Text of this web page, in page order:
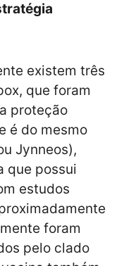
existem três
que foram
proteção
é do mesmo
Jynneos),
que possui
estudos
foram
pelo clado